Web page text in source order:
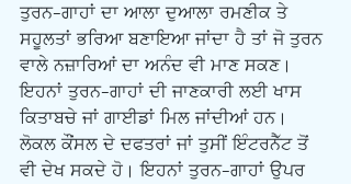
ਤੁਰਨ-ਗਾਹਾਂ ਦਾ ਆਲਾ ਦੁਆਲਾ ਰਮਣੀਕ ਤੇ
ਸਹੂਲਤਾਂ ਭਰਿਆ ਬਣਾਇਆ ਜਾਂਦਾ ਹੈ ਤਾਂ ਜੋ ਤੁਰਨ
ਵਾਲੇ ਨਜ਼ਾਰਿਆਂ ਦਾ ਅਨੰਦ ਵੀ ਮਾਣ ਸਕਣ।
ਇਹਨਾਂ ਤੁਰਨ-ਗਾਹਾਂ ਦੀ ਜਾਣਕਾਰੀ ਲਈ ਖਾਸ
ਕਿਤਾਬਚੇ ਜਾਂ ਗਾਈਡਾਂ ਮਿਲ ਜਾਂਦੀਆਂ ਹਨ।
ਲੋਕਲ ਕੌਂਸਲ ਦੇ ਦਫਤਰਾਂ ਜਾਂ ਤੁਸੀਂ ਇੰਟਰਨੈੱਟ ਤੋਂ
ਵੀ ਦੇਖ ਸਕਦੇ ਹੋ। ਇਹਨਾਂ ਤੁਰਨ-ਗਾਹਾਂ ਉਪਰ